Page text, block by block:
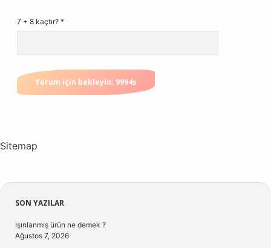
7 + 8 kaçtır? *
Sitemap
Sidebar
SON YAZILAR
Işınlanmış ürün ne demek ?
Ağustos 7, 2026